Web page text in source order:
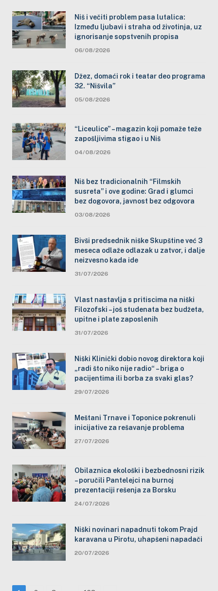
Niš i večiti problem pasa lutalica:
Između ljubavi i straha od životinja, uz
ignorisanje sopstvenih propisa
06/08/2026
Džez, domaći rok i teatar deo programa
32. “Nišvila”
05/08/2026
“Liceulice” – magazin koji pomaže teže
zapošljivima stigao i u Niš
04/08/2026
Niš bez tradicionalnih “Filmskih
susreta” i ove godine: Grad i glumci
bez dogovora, javnost bez odgovora
03/08/2026
Bivši predsednik niške Skupštine već 3
meseca odlaže odlazak u zatvor, i dalje
neizvesno kada ide
31/07/2026
Vlast nastavlja s pritiscima na niški
Filozofski – još studenata bez budžeta,
upitne i plate zaposlenih
31/07/2026
Niški Klinički dobio novog direktora koji
„radi što niko nije radio“ – briga o
pacijentima ili borba za svaki glas?
29/07/2026
Meštani Trnave i Toponice pokrenuli
inicijative za rešavanje problema
27/07/2026
Obilaznica ekološki i bezbednosni rizik
– poručili Pantelejci na burnoj
prezentaciji rešenja za Borsku
24/07/2026
Niški novinari napadnuti tokom Prajd
karavana u Pirotu, uhapšeni napadači
20/07/2026